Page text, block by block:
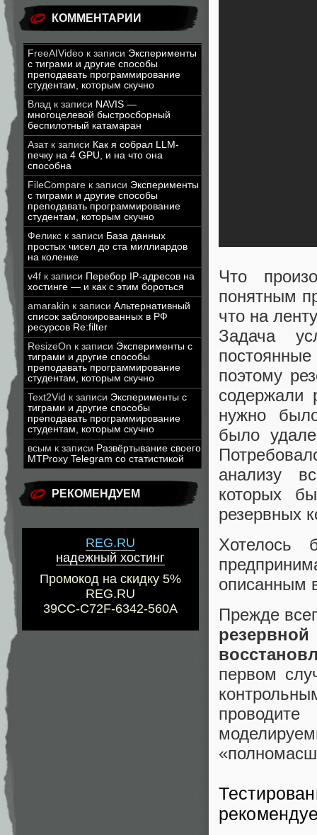
КОММЕНТАРИИ
FreeAIVideo к записи Эксперименты
с тиграми и другие способы
преподавать программирование
студентам, которым скучно
Влад к записи NAVIS —
многоцелевой быстросборный
беспилотный катамаран
Азатк записи Как я собрал LLM-
печку на 4 GPU, и на что она
способна
FileCompare к записи Эксперименты
с тиграми и другие способы
преподавать программирование
студентам, которым скучно
Феликс к записи База данных
простых чисел до ста миллиардов
на коленке
v4f к записи Перебор IP-адресов на
хостинге — и как с этим бороться
amarakin к записи Альтернативный
список заблокированных в РФ
ресурсов Re:filter
ResizeOn к записи Эксперименты с
тиграми и другие способы
преподавать программирование
студентам, которым скучно
Text2Vid к записи Эксперименты с
тиграми и другие способы
преподавать программирование
студентам, которым скучно
всым к записи Развёртывание своего
MTProxy Telegram со статистикой
РЕКОМЕНДУЕМ
REG.RU
надежный хостинг
Промокод на скидку 5%
REG.RU
39CC-C72F-6342-560A
Что
понятным
что на
Задача
поэтому
содержали
нужно
было
анализу
которых
резервных
Хотелось
описанным
Прежде
первом